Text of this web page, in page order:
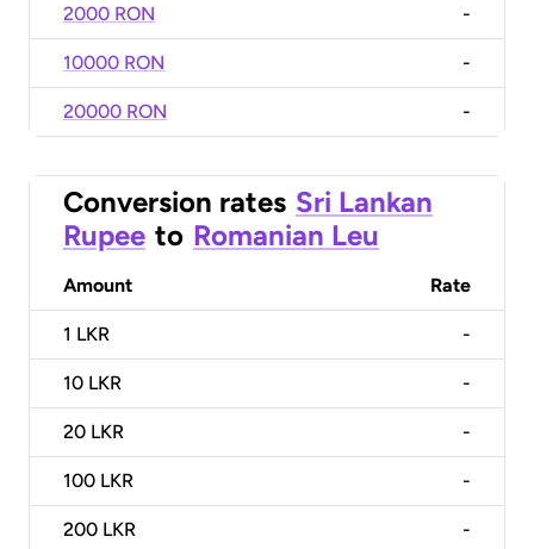
2000 RON -
10000 RON -
20000 RON -
Conversion rates Sri Lankan
Rupee to Romanian Leu
Amount Rate
1 LKR -
10 LKR -
20 LKR -
100 LKR -
200 LKR -